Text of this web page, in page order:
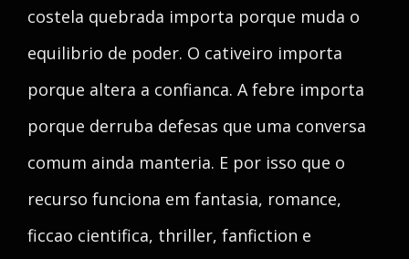
costela quebrada importa porque muda o
equilibrio de poder. O cativeiro importa
porque altera a confianca. A febre importa
porque derruba defesas que uma conversa
comum ainda manteria. E por isso que o
recurso funciona em fantasia, romance,
ficcao cientifica, thriller, fanfiction e